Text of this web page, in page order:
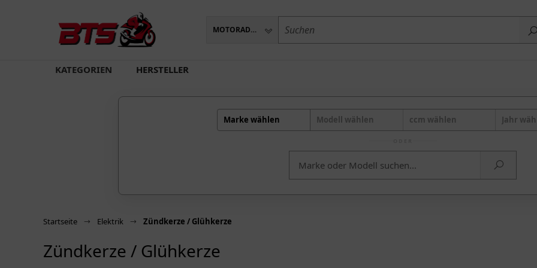
MOTORADTEILE
KATEGORIEN HERSTELLER
Marke wählen Modell wählen ccm wählen Jahr
Startseite Elektrik Zündkerze / Glühkerze
Zündkerze / Glühkerze